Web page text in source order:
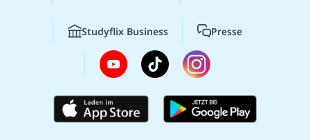
Studyflix Business Presse